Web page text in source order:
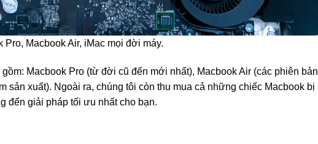
Pro, Macbook Air, iMac mọi đời máy.
Macbook Pro (từ đời cũ đến mới nhất), Macbook Air (các phiên bản
sản xuất). Ngoài ra, chúng tôi còn thu mua cả những chiếc Macbook bị
đến giải pháp tối ưu nhất cho bạn.